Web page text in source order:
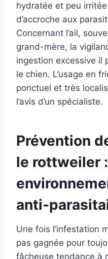
hydratée et peu
d’accroche aux
Concernant l’ail,
grand-mère, la
ingestion excessive il
le chien. L’usage en
ponctuel et très
l’avis d’un spécialiste.
Prévention
le rottweiler
anti-
Une fois l’infestation
pas gagnée pour
fâcheuse tendance à